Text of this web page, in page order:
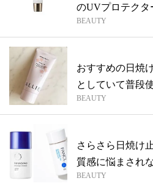
のUVプロテクタ
BEAUTY
おすすめの日焼
としていて普段
まと...
BEAUTY
さらさら日焼け
質感に悩まされ
BEAUTY